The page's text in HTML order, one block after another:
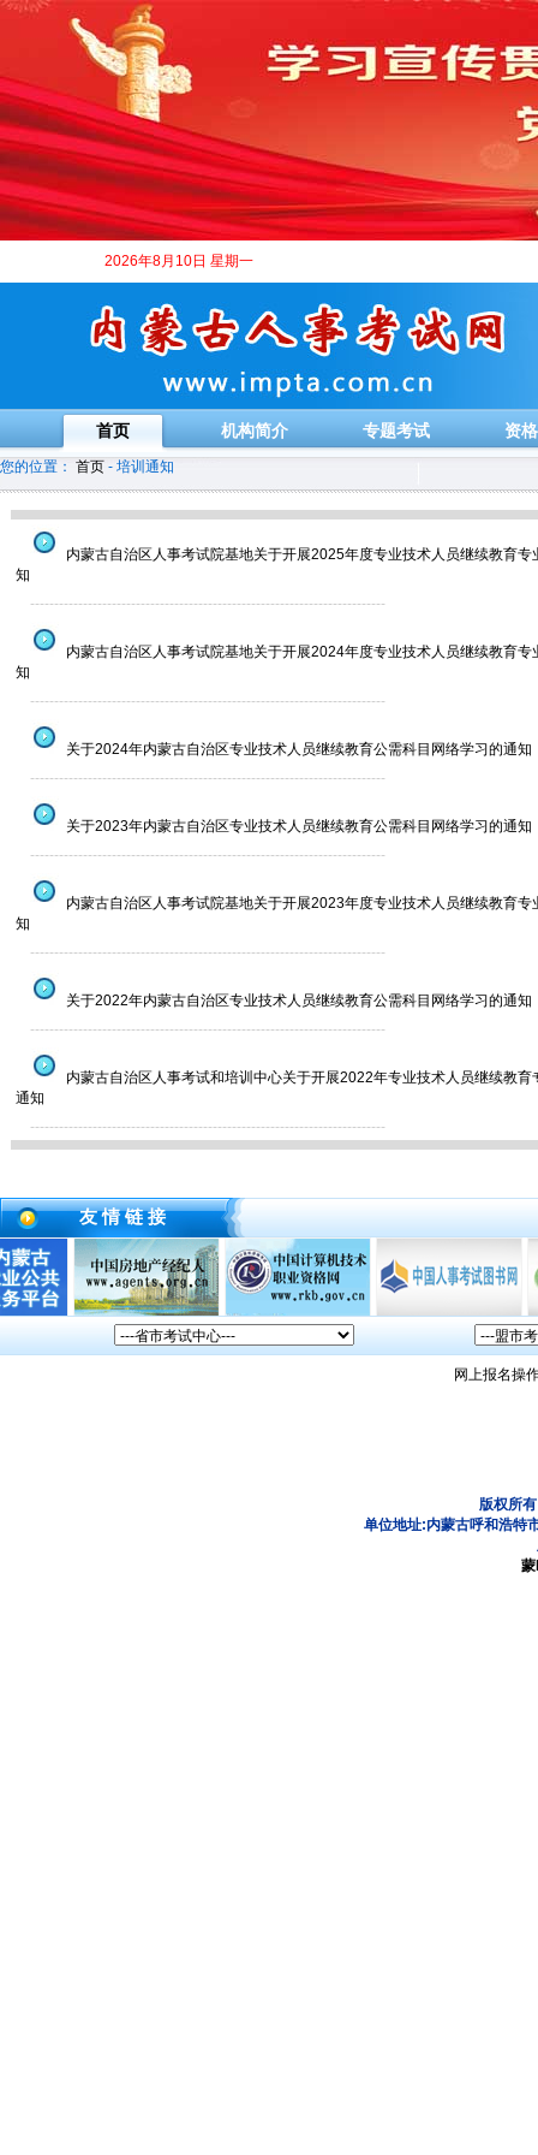
2026年8月10日 星期一
首页 机构简介 专题考试 资
您的位置： 首页 - 培训通知
内蒙古自治区人事考试院基地关于开展2025年度专业技术人员继续教育专
知
--------------------------------------------------------------------------
内蒙古自治区人事考试院基地关于开展2024年度专业技术人员继续教育专
知
--------------------------------------------------------------------------
关于2024年内蒙古自治区专业技术人员继续教育公需科目网络学习的通知
--------------------------------------------------------------------------
关于2023年内蒙古自治区专业技术人员继续教育公需科目网络学习的通知
--------------------------------------------------------------------------
内蒙古自治区人事考试院基地关于开展2023年度专业技术人员继续教育专
知
--------------------------------------------------------------------------
关于2022年内蒙古自治区专业技术人员继续教育公需科目网络学习的通知
--------------------------------------------------------------------------
内蒙古自治区人事考试和培训中心关于开展2022年专业技术人员继续教育
通知
--------------------------------------------------------------------------
友 情 链 接
网上报名操
版权所
单位地址:内蒙古呼和浩特